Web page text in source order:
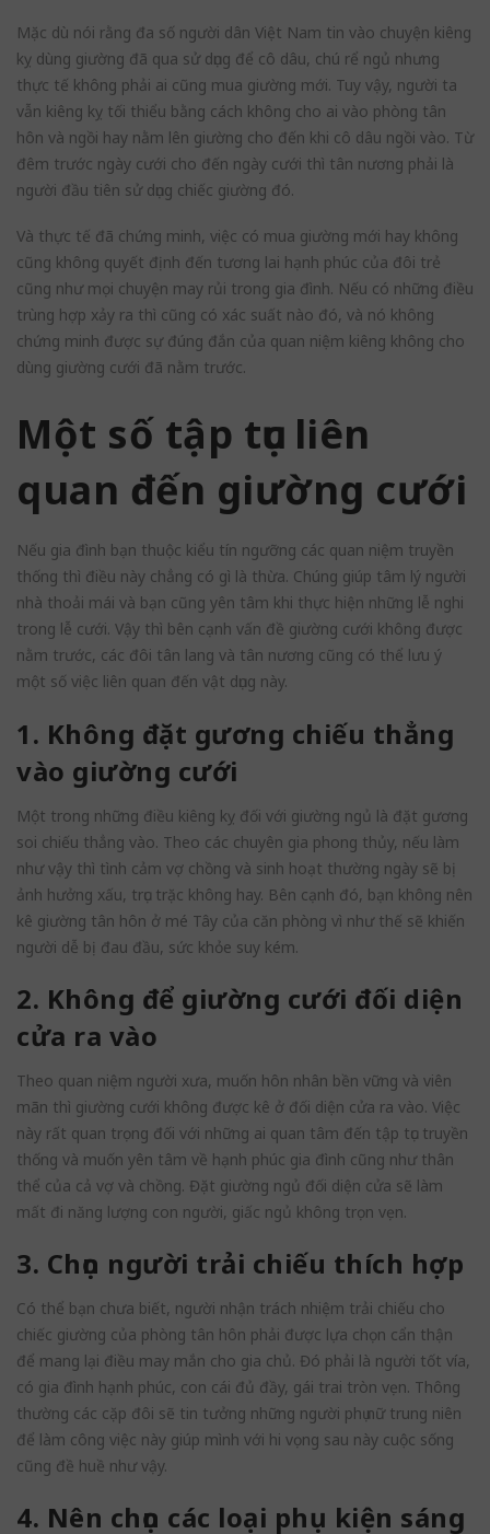
Mặc dù nói rằng đa số người dân Việt Nam tin vào chuyện kiêng
kỵ dùng giường đã qua sử dụng để cô dâu, chú rể ngủ nhưng
thực tế không phải ai cũng mua giường mới. Tuy vậy, người ta
vẫn kiêng kỵ tối thiểu bằng cách không cho ai vào phòng tân
hôn và ngồi hay nằm lên giường cho đến khi cô dâu ngồi vào. Từ
đêm trước ngày cưới cho đến ngày cưới thì tân nương phải là
người đầu tiên sử dụng chiếc giường đó.
Và thực tế đã chứng minh, việc có mua giường mới hay không
cũng không quyết định đến tương lai hạnh phúc của đôi trẻ
cũng như mọi chuyện may rủi trong gia đình. Nếu có những điều
trùng hợp xảy ra thì cũng có xác suất nào đó, và nó không
chứng minh được sự đúng đắn của quan niệm kiêng không cho
dùng giường cưới đã nằm trước.
Một số tập tục liên
quan đến giường cưới
Nếu gia đình bạn thuộc kiểu tín ngưỡng các quan niệm truyền
thống thì điều này chẳng có gì là thừa. Chúng giúp tâm lý người
nhà thoải mái và bạn cũng yên tâm khi thực hiện những lễ nghi
trong lễ cưới. Vậy thì bên cạnh vấn đề giường cưới không được
nằm trước, các đôi tân lang và tân nương cũng có thể lưu ý
một số việc liên quan đến vật dụng này.
1. Không đặt gương chiếu thẳng
vào giường cưới
Một trong những điều kiêng kỵ đối với giường ngủ là đặt gương
soi chiếu thẳng vào. Theo các chuyên gia phong thủy, nếu làm
như vậy thì tình cảm vợ chồng và sinh hoạt thường ngày sẽ bị
ảnh hưởng xấu, trục trặc không hay. Bên cạnh đó, bạn không nên
kê giường tân hôn ở mé Tây của căn phòng vì như thế sẽ khiến
người dễ bị đau đầu, sức khỏe suy kém.
2. Không để giường cưới đối diện
cửa ra vào
Theo quan niệm người xưa, muốn hôn nhân bền vững và viên
mãn thì giường cưới không được kê ở đối diện cửa ra vào. Việc
này rất quan trọng đối với những ai quan tâm đến tập tục truyền
thống và muốn yên tâm về hạnh phúc gia đình cũng như thân
thể của cả vợ và chồng. Đặt giường ngủ đối diện cửa sẽ làm
mất đi năng lượng con người, giấc ngủ không trọn vẹn.
3. Chọn người trải chiếu thích hợp
Có thể bạn chưa biết, người nhận trách nhiệm trải chiếu cho
chiếc giường của phòng tân hôn phải được lựa chọn cẩn thận
để mang lại điều may mắn cho gia chủ. Đó phải là người tốt vía,
có gia đình hạnh phúc, con cái đủ đầy, gái trai tròn vẹn. Thông
thường các cặp đôi sẽ tin tưởng những người phụ nữ trung niên
để làm công việc này giúp mình với hi vọng sau này cuộc sống
cũng đề huề như vậy.
4. Nên chọn các loại phụ kiện sáng